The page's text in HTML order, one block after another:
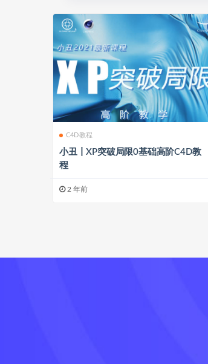
C4D教程
小丑丨XP突破局限0基础高阶C4D教
程
2 年前